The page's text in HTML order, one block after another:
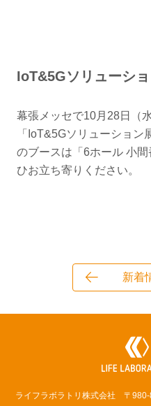
IoT&5Gソリューシ
幕張メッセで10月28日（
「IoT&5Gソリューショ
のブースは「 6ホール 小
ひお立ち寄りください。
新着
ライフラボラトリ株式会社 〒980-